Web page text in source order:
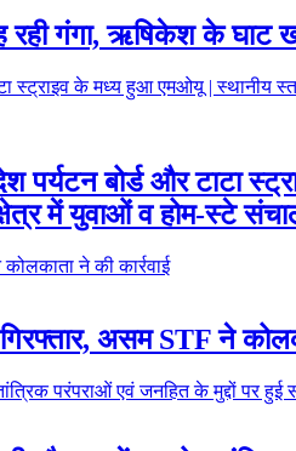
गंगा, ऋषिकेश के घाट
पर्यटन बोर्ड और
में युवाओं व होम-स्टे
असम STF ने